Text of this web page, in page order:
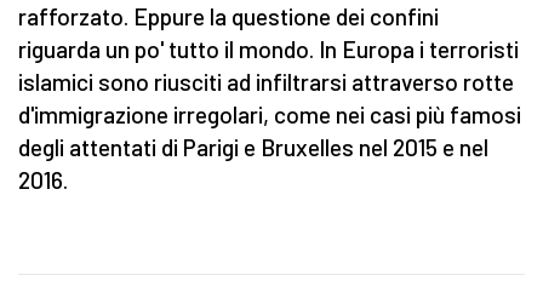
rafforzato. Eppure la questione dei confini
riguarda un po' tutto il mondo. In Europa i terroristi
islamici sono riusciti ad infiltrarsi attraverso rotte
d'immigrazione irregolari, come nei casi più famosi
degli attentati di Parigi e Bruxelles nel 2015 e nel
2016.